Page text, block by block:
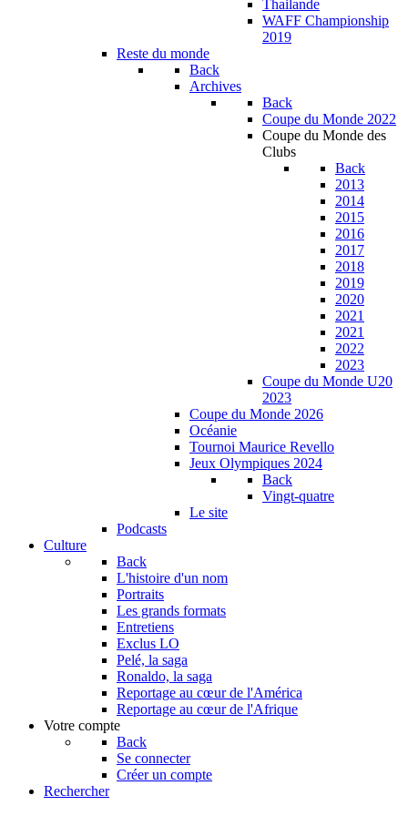
Thailande
WAFF Championship
2019
Reste du monde
Back
Archives
Back
Coupe du Monde 2022
Coupe du Monde des
Clubs
Back
2013
2014
2015
2016
2017
2018
2019
2020
2021
2021
2022
2023
Coupe du Monde U20
2023
Coupe du Monde 2026
Océanie
Tournoi Maurice Revello
Jeux Olympiques 2024
Back
Vingt-quatre
Le site
Podcasts
Culture
Back
L'histoire d'un nom
Portraits
Les grands formats
Entretiens
Exclus LO
Pelé, la saga
Ronaldo, la saga
Reportage au cœur de l'América
Reportage au cœur de l'Afrique
Votre compte
Back
Se connecter
Créer un compte
Rechercher